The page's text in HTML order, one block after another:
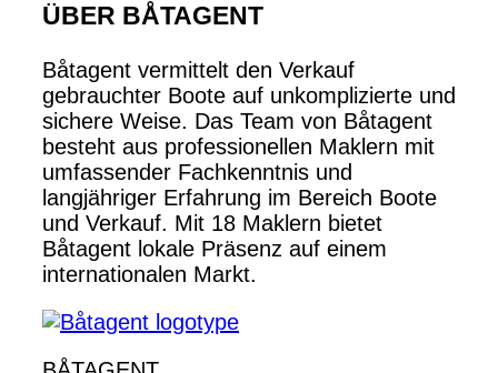
ÜBER BÅTAGENT
Båtagent vermittelt den Verkauf
gebrauchter Boote auf unkomplizierte und
sichere Weise. Das Team von Båtagent
besteht aus professionellen Maklern mit
umfassender Fachkenntnis und
langjähriger Erfahrung im Bereich Boote
und Verkauf. Mit 18 Maklern bietet
Båtagent lokale Präsenz auf einem
internationalen Markt.